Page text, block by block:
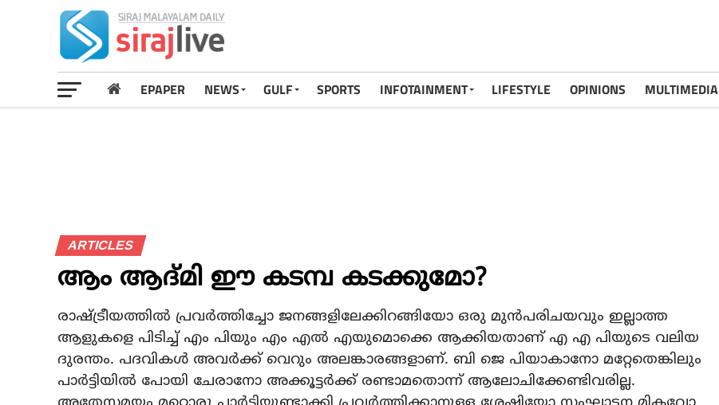
EPAPER NEWS GULF SPORTS INFOTAINMENT LIFESTYLE OPINIONS MULTIMEDIA
ARTICLES
ആം ആദ്മി ഈ കടമ്പ കടക്കുമോ?
രാഷ്ട്രീയത്തില്‍ പ്രവര്‍ത്തിച്ചോ ജനങ്ങളിലേക്കിറങ്ങിയോ ഒരു മുന്‍പരിചയവും ഇല്ലാത്ത
ആളുകളെ പിടിച്ച് എം പിയും എം എല്‍ എയുമൊക്കെ ആക്കിയതാണ് എ എ പിയുടെ വലിയ
ദുരന്തം. പദവികള്‍ അവര്‍ക്ക് വെറും അലങ്കാരങ്ങളാണ്. ബി ജെ പിയാകാനോ മറ്റേതെങ്കിലും
പാര്‍ട്ടിയില്‍ പോയി ചേരാനോ അക്കൂട്ടര്‍ക്ക് രണ്ടാമതൊന്ന് ആലോചിക്കേണ്ടിവരില്ല.